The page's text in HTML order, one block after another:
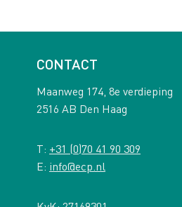
CONTACT
Maanweg 174, 8e verdieping
2516 AB Den Haag
T: +31 (0)70 41 90 309
E: info@ecp.nl